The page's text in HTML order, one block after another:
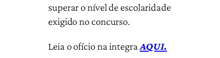
superar o nível de escolaridade
exigido no concurso.
Leia o ofício na integraAQUI.